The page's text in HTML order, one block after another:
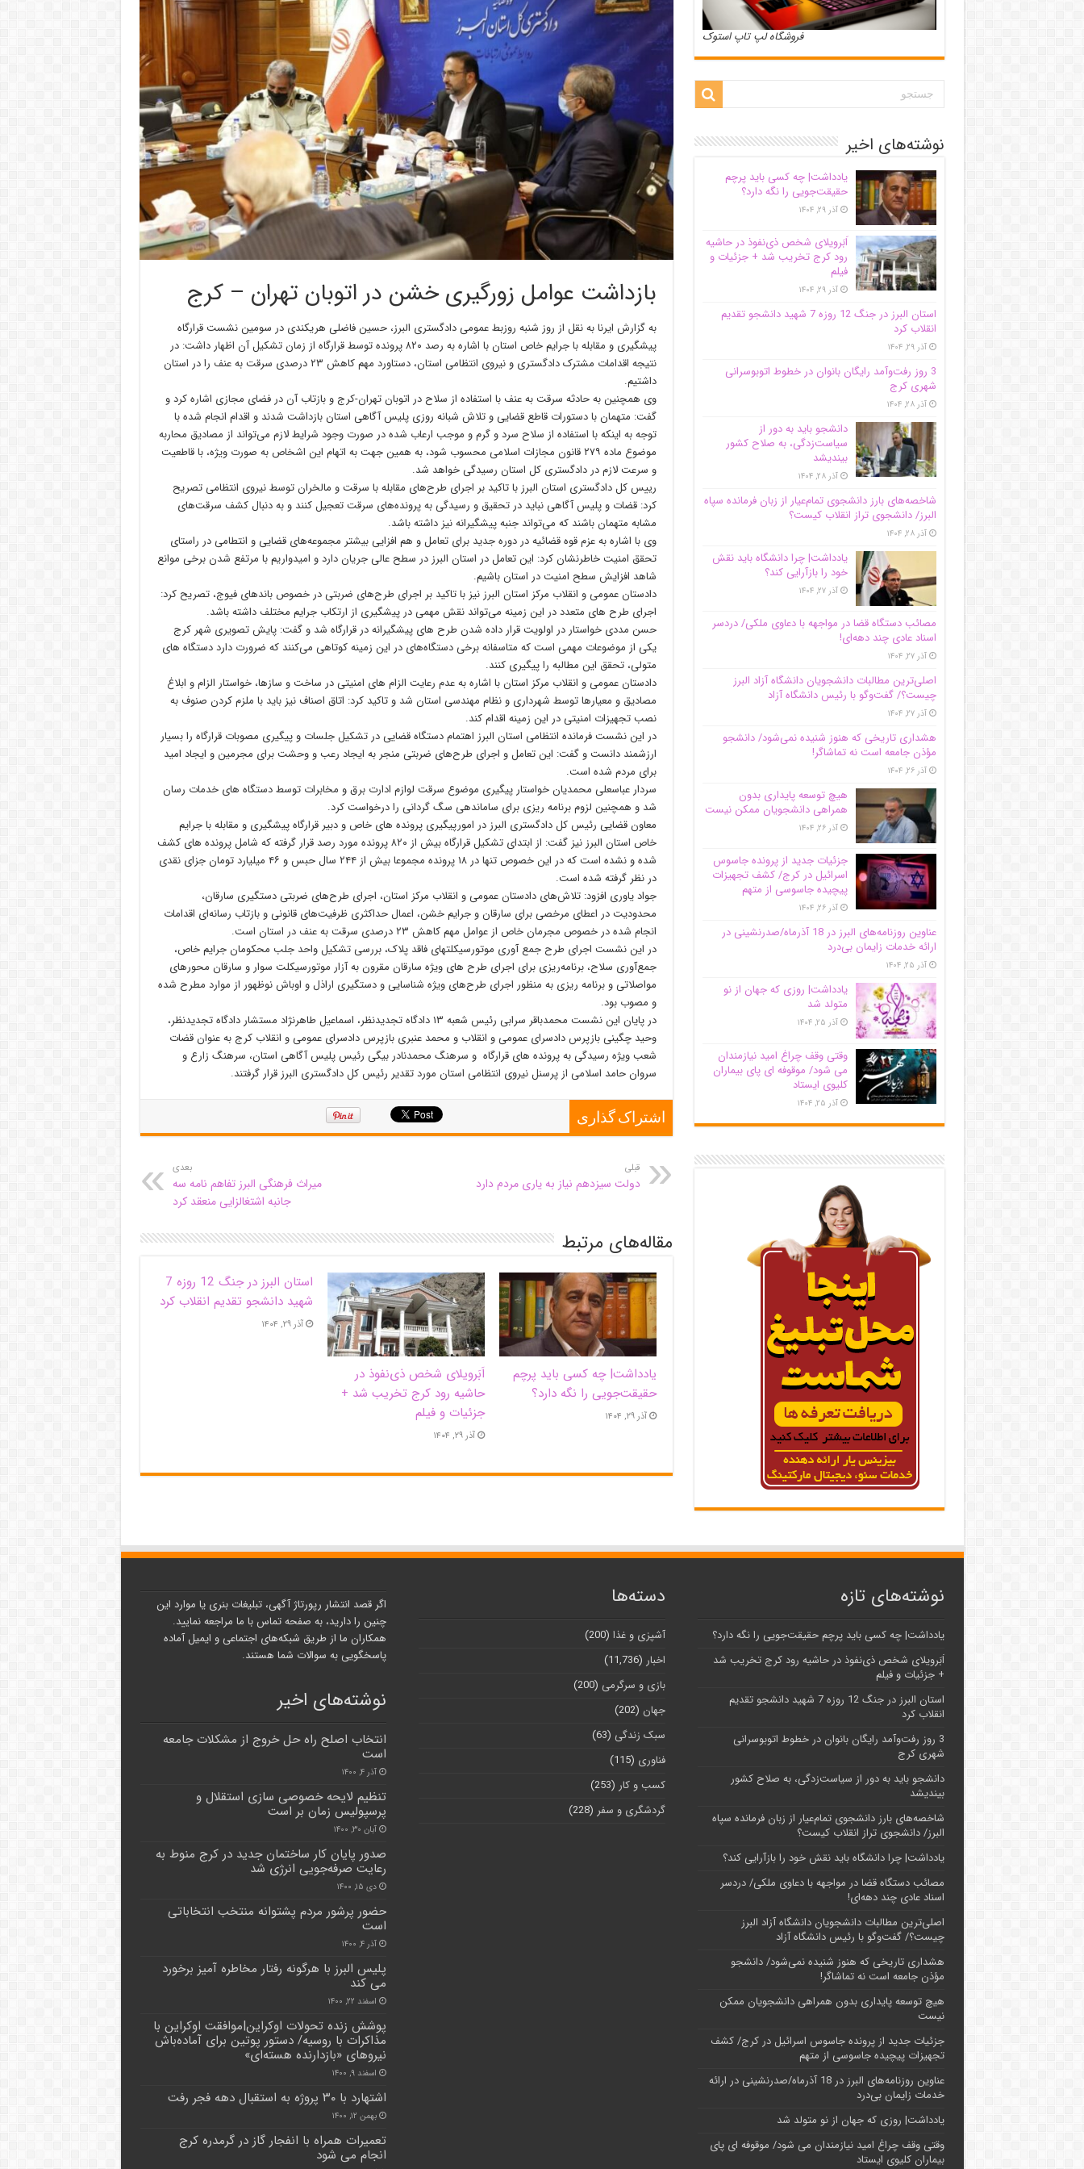
بازداشت عوامل زورگیری خشن در اتوبان تهران – کرج
به گزارش ایرنا به نقل از روز شنبه روزبط عمومی دادگستری البرز، حسین فاضلی هریکندی در سومین نشست قرارگاه
پیشگیری و مقابله با جرایم خاص استان با اشاره به رصد ۸۲۰ پرونده توسط قرارگاه از زمان تشکیل آن اظهار داشت: در
نتیجه اقدامات مشترک دادگستری و نیروی انتظامی استان، دستاورد مهم کاهش ۲۳ درصدی سرقت به عنف را در استان
داشتیم.
وی همچنین به حادثه سرقت به عنف با استفاده از سلاح در اتوبان تهران-کرج و بازتاب آن در فضای مجازی اشاره کرد و
گفت: متهمان با دستورات قاطع قضایی و تلاش شبانه روزی پلیس آگاهی استان بازداشت شدند و اقدام انجام شده با
توجه به اینکه با استفاده از سلاح سرد و گرم و موجب ارعاب شده در صورت وجود شرایط لازم می‌تواند از مصادیق محاربه
موضوع ماده ۲۷۹ قانون مجازات اسلامی محسوب شود، به همین جهت به اتهام این اشخاص به صورت ویژه، با قاطعیت
و سرعت لازم در دادگستری کل استان رسیدگی خواهد شد.
رییس کل دادگستری استان البرز با تاکید بر اجرای طرح‌های مقابله با سرقت و مالخران توسط نیروی انتظامی تصریح
کرد: قضات و پلیس آگاهی نباید در تحقیق و رسیدگی به پرونده‌های سرقت تعجیل کنند و به دنبال کشف سرقت‌های
مشابه متهمان باشند که می‌تواند جنبه پیشگیرانه نیز داشته باشد.
وی با اشاره به عزم قوه قضائیه در دوره جدید برای تعامل و هم افزایی بیشتر مجموعه‌های قضایی و انتطامی در راستای
تحقق امنیت خاطرنشان کرد: این تعامل در استان البرز در سطح عالی جریان دارد و امیدواریم با مرتفع شدن برخی موانع
شاهد افزایش سطح امنیت در استان باشیم.
دادستان عمومی و انقلاب مرکز استان البرز نیز با تاکید بر اجرای طرح‌های ضربتی در خصوص باندهای فیوج، تصریح کرد:
اجرای طرح های متعدد در این زمینه می‌تواند نقش مهمی در پیشگیری از ارتکاب جرایم مختلف داشته باشد.
حسن مددی خواستار در اولویت قرار داده شدن طرح های پیشگیرانه در قرارگاه شد و گفت: پایش تصویری شهر کرج
یکی از موضوعات مهمی است که متاسفانه برخی دستگاه‌های در این زمینه کوتاهی می‌کنند که ضرورت دارد دستگاه های
متولی، تحقق این مطالبه را پیگیری کنند.
دادستان عمومی و انقلاب مرکز استان با اشاره به عدم رعایت الزام های امنیتی در ساخت و سازها، خواستار الزام و ابلاغ
مصادیق و معیارها توسط شهرداری و نظام مهندسی استان شد و تاکید کرد: اتاق اصناف نیز باید با ملزم کردن صنوف به
نصب تجهیزات امنیتی در این زمینه اقدام کند.
در این نشست فرمانده انتظامی استان البرز اهتمام دستگاه قضایی در تشکیل جلسات و پیگیری مصوبات قرارگاه را بسیار
ارزشمند دانست و گفت: این تعامل و اجرای طرح‌های ضربتی منجر به ایجاد رعب و وحشت برای مجرمین و ایجاد امید
برای مردم شده است.
سردار عباسعلی محمدیان خواستار پیگیری موضوع سرقت لوازم ادارت برق و مخابرات توسط دستگاه های خدمات رسان
شد و همچنین لزوم برنامه ریزی برای ساماندهی سگ گردانی را درخواست کرد.
معاون قضایی رئیس کل دادگستری البرز در امورپیگیری پرونده های خاص و دبیر قرارگاه پیشگیری و مقابله با جرایم
خاص استان البرز نیز گفت: از ابتدای تشکیل قرارگاه بیش از ۸۲۰ پرونده مورد رصد قرار گرفته که شامل پرونده های کشف
شده و نشده است که در این خصوص تنها در ۱۸ پرونده مجموعا بیش از ۲۴۴ سال حبس و ۴۶ میلیارد تومان جزای نقدی
در نظر گرفته شده است.
جواد یاوری افزود: تلاش‌های دادستان عمومی و انقلاب مرکز استان، اجرای طرح‌های ضربتی دستگیری سارقان،
محدودیت در اعطای مرخصی برای سارقان و جرایم خشن، اعمال حداکثری ظرفیت‌های قانونی و بازتاب رسانه‌ای اقدامات
انجام شده در خصوص مجرمان خاص از عوامل مهم کاهش ۲۳ درصدی سرقت به عنف در استان است.
در این نشست اجرای طرح جمع آوری موتورسیکلتهای فاقد پلاک، بررسی تشکیل واحد جلب محکومان جرایم خاص،
جمع‌آوری سلاح، برنامه‌ریزی برای اجرای طرح های ویژه سارقان مقرون به آزار موتورسیکلت سوار و سارقان محورهای
مواصلاتی و برنامه ریزی به منظور اجرای طرح‌های ویژه شناسایی و دستگیری اراذل و اوباش نوظهور از موارد مطرح شده
و مصوب بود.
در پایان این نشست محمدباقر سرابی رئیس شعبه ۱۳ دادگاه تجدیدنظر، اسماعیل طاهرنژاد مستشار دادگاه تجدیدنظر،
وحید چگینی بازپرس دادسرای عمومی و انقلاب و محمد عنبری بازپرس دادسرای عمومی و انقلاب کرج به عنوان قضات
شعب ویژه رسیدگی به پرونده های قرارگاه و سرهنگ محمدنادر بیگی رئیس پلیس آگاهی استان، سرهنگ زارع و
سروان حامد اسلامی از پرسنل نیروی انتظامی استان مورد تقدیر رئیس کل دادگستری البرز قرار گرفتند.
اشتراک گذاری
قبلی
دولت سیزدهم نیاز به یاری مردم دارد
بعدی
میراث فرهنگی البرز تفاهم نامه سه
جانبه اشتغالزایی منعقد کرد
مقاله‌های مرتبط
یادداشت| ‌چه کسی باید پرچم
حقیقت‌جویی را نگه دارد؟
آذر ۲۹, ۱۴۰۴
اَبَر‌ویلای شخص ذی‌نفوذ در
حاشیه‌ رود کرج تخریب شد +
جزئیات و فیلم
آذر ۲۹, ۱۴۰۴
استان البرز در جنگ 12 روزه 7
شهید دانشجو تقدیم انقلاب کرد
آذر ۲۹, ۱۴۰۴
فروشگاه لپ تاپ استوک
نوشته‌های اخیر
یادداشت| ‌چه کسی باید پرچم
حقیقت‌جویی را نگه دارد؟
آذر ۲۹, ۱۴۰۴
اَبَر‌ویلای شخص ذی‌نفوذ در حاشیه‌
رود کرج تخریب شد + جزئیات و
فیلم
آذر ۲۹, ۱۴۰۴
استان البرز در جنگ 12 روزه 7 شهید دانشجو تقدیم
انقلاب کرد
آذر ۲۹, ۱۴۰۴
3 روز رفت‌وآمد رایگان بانوان در خطوط اتوبوسرانی
شهری کرج
آذر ۲۸, ۱۴۰۴
دانشجو باید به دور از
سیاست‌زدگی، به صلاح کشور
بیندیشد
آذر ۲۸, ۱۴۰۴
شاخصه‌های بارز دانشجوی تمام‌عیار از زبان فرمانده سپاه
البرز/ دانشجوی تراز انقلاب کیست؟
آذر ۲۸, ۱۴۰۴
یادداشت| چرا دانشگاه باید نقش
خود را بازآرایی کند؟
آذر ۲۷, ۱۴۰۴
مصائب دستگاه قضا در مواجهه با دعاوی ملکی/ دردسر
اسناد عادی چند‌ دهه‌ای!
آذر ۲۷, ۱۴۰۴
اصلی‌ترین مطالبات دانشجویان دانشگاه آزاد البرز
چیست؟/ گفت‌وگو با رئیس دانشگاه آز‌اد
آذر ۲۷, ۱۴۰۴
هشداری تاریخی که هنوز شنیده نمی‌شود/ دانشجو
مؤذن جامعه است نه تماشاگر!
آذر ۲۶, ۱۴۰۴
هیچ توسعه پایداری بدون
همراهی دانشجویان ممکن نیست
آذر ۲۶, ۱۴۰۴
جزئیات جدید از پرونده جاسوس
اسرائیل در کرج/‌ کشف تجهیزات
پیچیده جاسوسی از متهم
آذر ۲۶, ۱۴۰۴
عناوین روزنامه‌های البرز در ‌18 آذرماه/صدرنشینی در
ارائه خدمات زایمان بی‌درد
آذر ۲۵, ۱۴۰۴
یادداشت| روزی که جهان از نو
متولد شد
آذر ۲۵, ۱۴۰۴
وقتی وقف چراغ امید نیازمندان
می شود/ موقوفه ای پای بیماران
کلیوی ایستاد
آذر ۲۵, ۱۴۰۴
نوشته‌های تازه
یادداشت| ‌چه کسی باید پرچم حقیقت‌جویی را نگه دارد؟
اَبَر‌ویلای شخص ذی‌نفوذ در حاشیه‌ رود کرج تخریب شد
+ جزئیات و فیلم
استان البرز در جنگ 12 روزه 7 شهید دانشجو تقدیم
انقلاب کرد
3 روز رفت‌وآمد رایگان بانوان در خطوط اتوبوسرانی
شهری کرج
دانشجو باید به دور از سیاست‌زدگی، به صلاح کشور
بیندیشد
شاخصه‌های بارز دانشجوی تمام‌عیار از زبان فرمانده سپاه
البرز/ دانشجوی تراز انقلاب کیست؟
یادداشت| چرا دانشگاه باید نقش خود را بازآرایی کند؟
مصائب دستگاه قضا در مواجهه با دعاوی ملکی/ دردسر
اسناد عادی چند‌ دهه‌ای!
اصلی‌ترین مطالبات دانشجویان دانشگاه آزاد البرز
چیست؟/ گفت‌وگو با رئیس دانشگاه آز‌اد
هشداری تاریخی که هنوز شنیده نمی‌شود/ دانشجو
مؤذن جامعه است نه تماشاگر!
هیچ توسعه پایداری بدون همراهی دانشجویان ممکن
نیست
جزئیات جدید از پرونده جاسوس اسرائیل در کرج/‌ کشف
تجهیزات پیچیده جاسوسی از متهم
عناوین روزنامه‌های البرز در ‌18 آذرماه/صدرنشینی در ارائه
خدمات زایمان بی‌درد
یادداشت| روزی که جهان از نو متولد شد
وقتی وقف چراغ امید نیازمندان می شود/ موقوفه ای پای
بیماران کلیوی ایستاد
دسته‌ها
آشپزی و غذا (200)
اخبار (11,736)
بازی و سرگرمی (200)
جهان (202)
سبک زندگی (63)
فناوری (115)
کسب و کار (253)
گردشگری و سفر (228)
اگر قصد انتشار رپورتاژ آگهی، تبلیغات بنری یا موارد این
چنین را دارید، به صفحه تماس با ما مراجعه نمایید.
همکاران ما از طریق شبکه‌های اجتماعی و ایمیل آماده
پاسخگویی به سوالات شما هستند.
نوشته‌های اخیر
انتخاب اصلح راه حل خروج از مشکلات جامعه
است
آذر ۴, ۱۴۰۰
تنظیم لایحه خصوصی سازی استقلال و
پرسپولیس زمان بر است
آبان ۳۰, ۱۴۰۰
صدور پایان کار ساختمان جدید در کرج منوط به
رعایت صرفه‌جویی انرژی شد
دی ۱۵, ۱۴۰۰
حضور پرشور مردم پشتوانه منتخب انتخاباتی
است
آذر ۴, ۱۴۰۰
پلیس البرز با هرگونه رفتار مخاطره آمیز برخورد
می کند
اسفند ۲۲, ۱۴۰۰
پوشش زنده تحولات اوکراین|موافقت اوکراین با
مذاکرات با روسیه/ دستور پوتین برای آماده‌باش
نیروهای «بازدارنده هسته‌ای»
اسفند ۹, ۱۴۰۰
اشتهارد با ۳۰ پروژه به استقبال دهه فجر رفت
بهمن ۱۲, ۱۴۰۰
تعمیرات همراه با انفجار گاز در گرمدره کرج
انجام می شود